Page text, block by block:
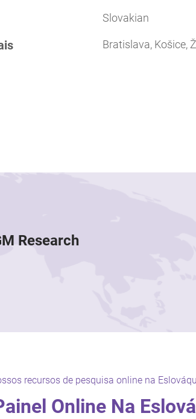
Slovakian
Bratislava, Košice,
Research
recursos de pesquisa online na
Online Na